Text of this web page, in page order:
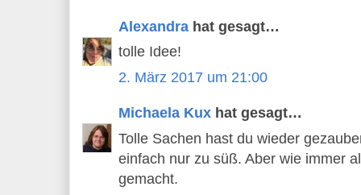
Alexandra hat gesagt…
tolle Idee!
2. März 2017 um 21:00
Michaela Kux hat gesagt…
Tolle Sachen hast du wieder
einfach nur zu süß. Aber wie immer
gemacht.